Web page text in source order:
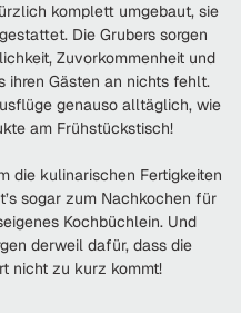
komplett umgebaut, sie
Die Grubers sorgen
Zuvorkommenheit und
ihren Gästen an nichts fehlt.
genauso alltäglich, wie
am Frühstückstisch!
die kulinarischen Fertigkeiten
sogar zum Nachkochen für
Kochbüchlein. Und
derweil dafür, dass die
nicht zu kurz kommt!